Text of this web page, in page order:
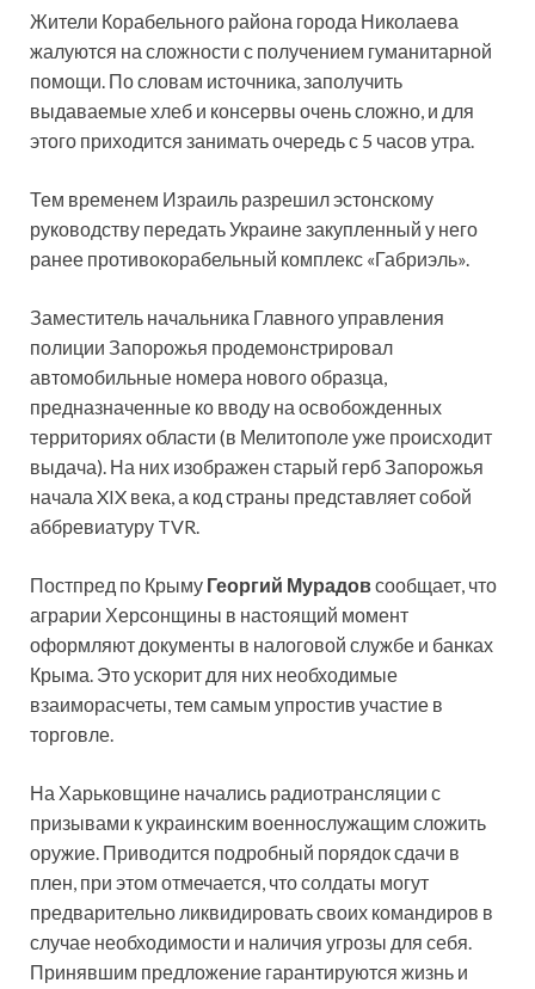
Жители Корабельного района города Николаева
жалуются на сложности с получением гуманитарной
помощи. По словам источника, заполучить
выдаваемые хлеб и консервы очень сложно, и для
этого приходится занимать очередь с 5 часов утра.
Тем временем Израиль разрешил эстонскому
руководству передать Украине закупленный у него
ранее противокорабельный комплекс «Габриэль».
Заместитель начальника Главного управления
полиции Запорожья продемонстрировал
автомобильные номера нового образца,
предназначенные ко вводу на освобожденных
территориях области (в Мелитополе уже происходит
выдача). На них изображен старый герб Запорожья
начала XIX века, а код страны представляет собой
аббревиатуру TVR.
Постпред по Крыму Георгий Мурадовсообщает, что
аграрии Херсонщины в настоящий момент
оформляют документы в налоговой службе и банках
Крыма. Это ускорит для них необходимые
взаиморасчеты, тем самым упростив участие в
торговле.
На Харьковщине начались радиотрансляции с
призывами к украинским военнослужащим сложить
оружие. Приводится подробный порядок сдачи в
плен, при этом отмечается, что солдаты могут
предварительно ликвидировать своих командиров в
случае необходимости и наличия угрозы для себя.
Принявшим предложение гарантируются жизнь и